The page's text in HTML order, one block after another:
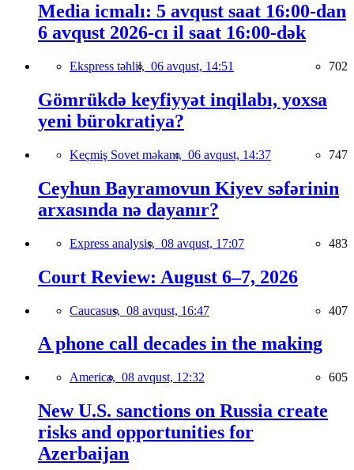
Media icmalı: 5 avqust saat 16:00-dan
6 avqust 2026-cı il saat 16:00-dək
Ekspress təhlil, 06 avqust, 14:51 702
Gömrükdə keyfiyyət inqilabı, yoxsa
yeni bürokratiya?
Keçmiş Sovet məkanı, 06 avqust, 14:37 747
Ceyhun Bayramovun Kiyev səfərinin
arxasında nə dayanır?
Express analysis, 08 avqust, 17:07 483
Court Review: August 6–7, 2026
Caucasus, 08 avqust, 16:47 407
A phone call decades in the making
America, 08 avqust, 12:32 605
New U.S. sanctions on Russia create
risks and opportunities for
Azerbaijan